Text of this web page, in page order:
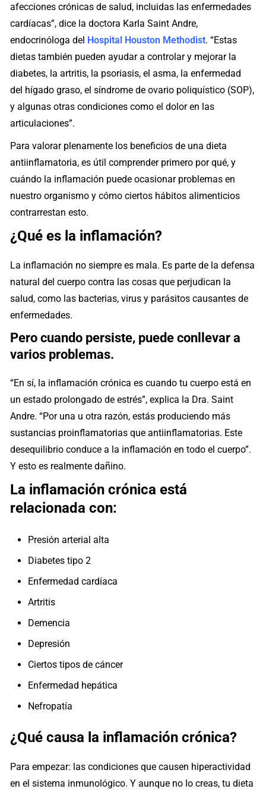
afecciones crónicas de salud, incluidas las enfermedades
cardíacas”, dice la doctora Karla Saint Andre,
endocrinóloga del Hospital Houston Methodist. “Estas
dietas también pueden ayudar a controlar y mejorar la
diabetes, la artritis, la psoriasis, el asma, la enfermedad
del hígado graso, el síndrome de ovario poliquístico (SOP),
y algunas otras condiciones como el dolor en las
articulaciones”.
Para valorar plenamente los beneficios de una dieta
antiinflamatoria, es útil comprender primero por qué, y
cuándo la inflamación puede ocasionar problemas en
nuestro organismo y cómo ciertos hábitos alimenticios
contrarrestan esto.
¿Qué es la inflamación?
La inflamación no siempre es mala. Es parte de la defensa
natural del cuerpo contra las cosas que perjudican la
salud, como las bacterias, virus y parásitos causantes de
enfermedades.
Pero cuando persiste, puede conllevar a
varios problemas.
“En sí, la inflamación crónica es cuando tu cuerpo está en
un estado prolongado de estrés”, explica la Dra. Saint
Andre. “Por una u otra razón, estás produciendo más
sustancias proinflamatorias que antiinflamatorias. Este
desequilibrio conduce a la inflamación en todo el cuerpo”.
Y esto es realmente dañino.
La inflamación crónica está
relacionada con:
Presión arterial alta
Diabetes tipo 2
Enfermedad cardíaca
Artritis
Demencia
Depresión
Ciertos tipos de cáncer
Enfermedad hepática
Nefropatía
¿Qué causa la inflamación crónica?
Para empezar: las condiciones que causen hiperactividad
en el sistema inmunológico. Y aunque no lo creas, tu dieta